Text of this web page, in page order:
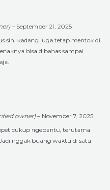
– September 21, 2025
sih, kadang juga tetap mentok di
bisa dibahas sampai
owner)– November 7, 2025
cukup ngebantu, terutama
nggak buang waktu di satu